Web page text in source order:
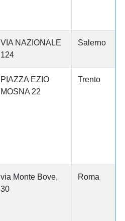
VIA NAZIONALE
124
Salerno
PIAZZA EZIO
MOSNA 22
Trento
via Monte Bove,
30
Roma